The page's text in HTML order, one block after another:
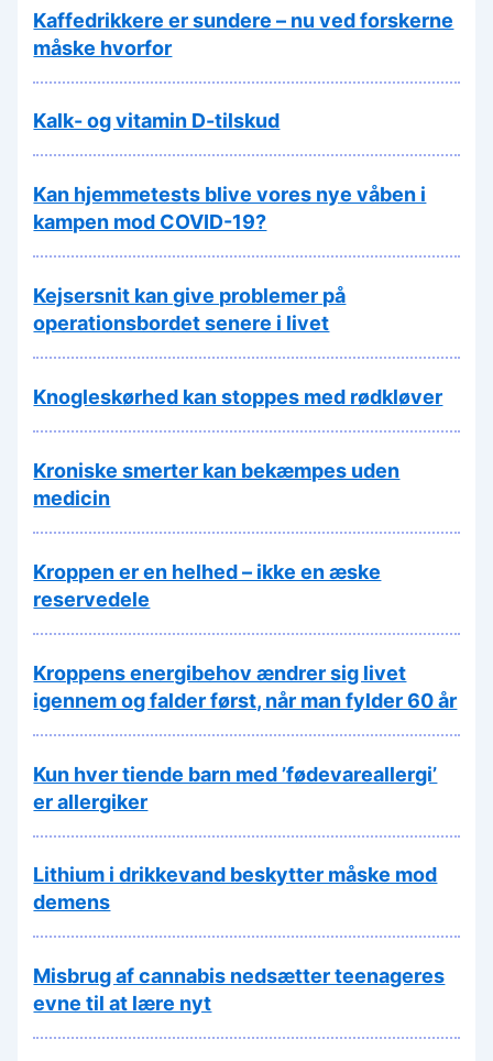
Kaffedrikkere er sundere – nu ved forskerne
måske hvorfor
Kalk- og vitamin D-tilskud
Kan hjemmetests blive vores nye våben i
kampen mod COVID-19?
Kejsersnit kan give problemer på
operationsbordet senere i livet
Knogleskørhed kan stoppes med rødkløver
Kroniske smerter kan bekæmpes uden
medicin
Kroppen er en helhed – ikke en æske
reservedele
Kroppens energibehov ændrer sig livet
igennem og falder først, når man fylder 60 år
Kun hver tiende barn med ’fødevareallergi’
er allergiker
Lithium i drikkevand beskytter måske mod
demens
Misbrug af cannabis nedsætter teenageres
evne til at lære nyt